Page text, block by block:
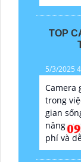
TOP
5/3/2025
Camera
trong
gian
nâng
phí và